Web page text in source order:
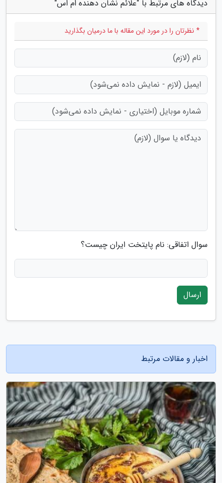
دیدگاه های مرتبط با "علائم نشان دهنده ام اس"
* نظرتان را در مورد این مقاله با ما درمیان بگذارید
سوال اتفاقی: نام پایتخت ایران چیست؟
ارسال
اخبار و مقالات مرتبط